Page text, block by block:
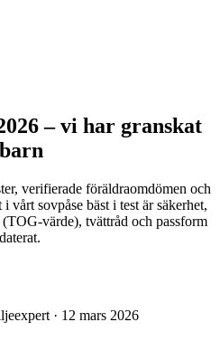
– vi har granskat
verifierade föräldraomdömen och
vårt sovpåse bäst i test är säkerhet,
värde), tvättråd och passform
· 12 mars 2026